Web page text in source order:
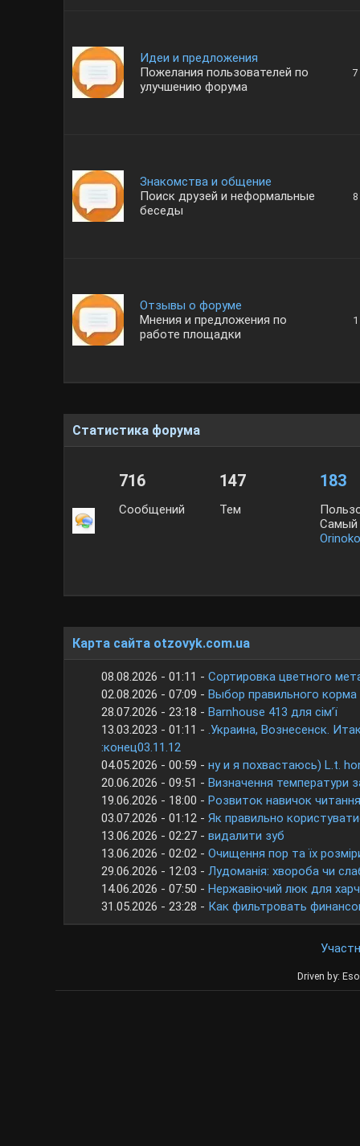
Идеи и предложения
Пожелания пользователей по
улучшению форума
7
Знакомства и общение
Поиск друзей и неформальные
беседы
8
Отзывы о форуме
Мнения и предложения по
работе площадки
1
Статистика форума
716
Сообщений
147
Тем
183
Самый
Карта сайта otzovyk.com.ua
08.08.2026 - 01:11 -Сортировка цветного
02.08.2026 - 07:09 -Выбор правильного
28.07.2026 - 23:18 -Barnhouse 413 для сім’ї
13.03.2023 - 01:11 -.Украина, Вознесенск.
:конец03.11.12
04.05.2026 - 00:59 -ну и я похвастаюсь) L.t.
20.06.2026 - 09:51 -Визначення температури
19.06.2026 - 18:00 -Розвиток навичок
03.07.2026 - 01:12 -Як правильно
13.06.2026 - 02:27 -видалити зуб
13.06.2026 - 02:02 -Очищення пор та їх
29.06.2026 - 12:03 -Лудоманія: хвороба чи
14.06.2026 - 07:50 -Нержавіючий люк для
31.05.2026 - 23:28 - Как фильтровать
Driven by: